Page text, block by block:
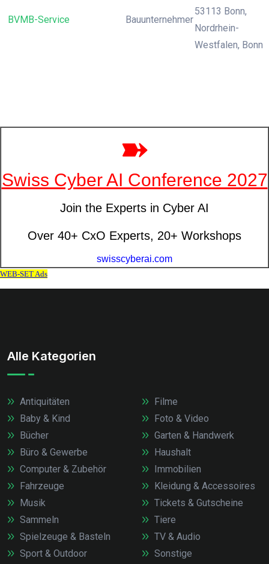
BVMB-Service Bauunternehmer
53113 Bonn,
Nordrhein-
Westfalen, Bonn
Alle Kategorien
Antiquitäten
Baby & Kind
Bücher
Büro & Gewerbe
Computer & Zubehör
Fahrzeuge
Filme
Foto & Video
Garten & Handwerk
Haushalt
Immobilien
Kleidung & Accessoires
Musik
Sammeln
Spielzeuge & Basteln
Sport & Outdoor
Tickets & Gutscheine
Tiere
TV & Audio
Sonstige